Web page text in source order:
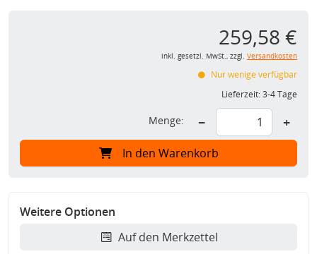
259,58 €
inkl. gesetzl. MwSt., zzgl. Versandkosten
Nur wenige verfügbar
Lieferzeit:3-4 Tage
Menge: − +
In den Warenkorb
Weitere Optionen
Auf den Merkzettel